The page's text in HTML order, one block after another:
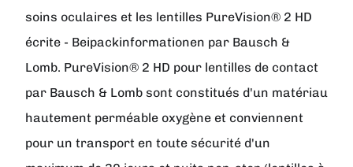
soins oculaires et les lentilles PureVision® 2 HD
écrite - Beipackinformationen par Bausch &
Lomb. PureVision® 2 HD pour lentilles de contact
par Bausch & Lomb sont constitués d'un matériau
hautement perméable oxygène et conviennent
pour un transport en toute sécurité d'un